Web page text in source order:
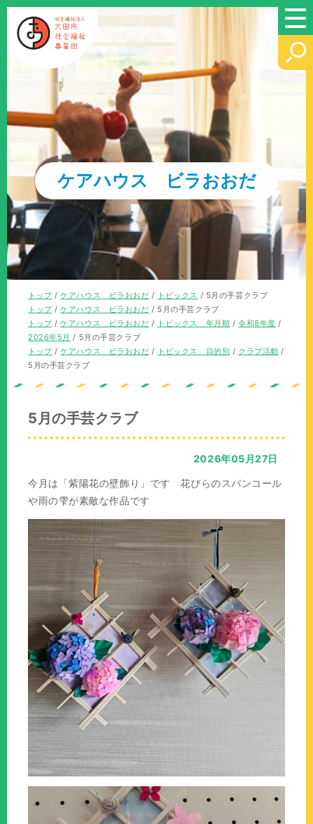
このページの本文へ
ケアハウス ビラおおだ
現
在
の
位
置：
トップ/ケアハウス ビラおおだ / トピックス / 5月の手芸クラブ
現
在
の
位
置：
トップ/ケアハウス ビラおおだ / 5月の手芸クラブ
現
在
の
位
トップ/ケアハウス ビラおおだ / トピックス 年月順 / 令和8年度 /
2026年5月 / 5月の手芸クラブ
現
在
トップ/ケアハウス ビラおおだ / トピックス 目的別 / クラブ活動 /
5月の手芸クラブ
5月の手芸クラブ
2026年05月27日
今月は「紫陽花の壁飾り」です 花びらのスパンコール
や雨の雫が素敵な作品です